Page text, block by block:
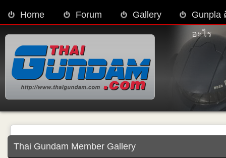
Home Forum Gallery
Gunpla
อะไร
Thai Gundam Member Gallery